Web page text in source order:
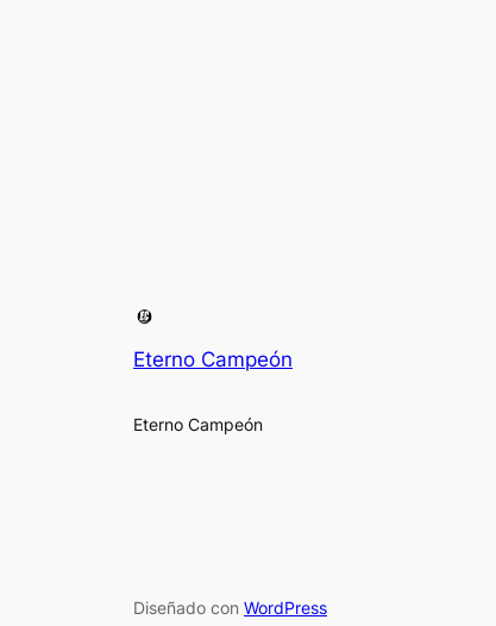
Eterno Campeón
Eterno Campeón
Diseñado con WordPress